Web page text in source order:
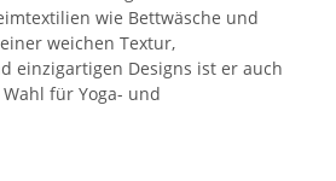
wie Bettwäsche und
weichen Textur,
einzigartigen Designs ist er auch
für Yoga- und